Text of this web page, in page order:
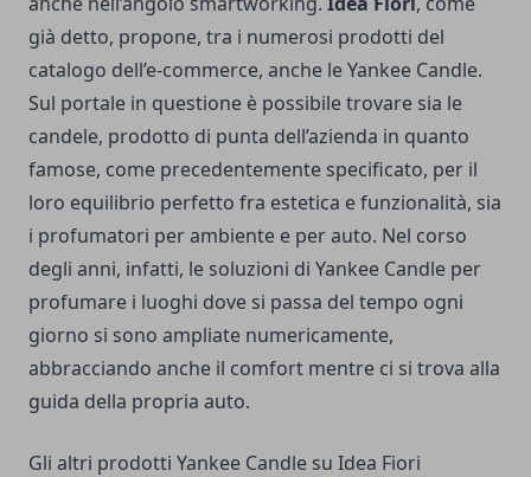
già detto, propone, tra i numerosi prodotti del
catalogo dell’e-commerce, anche le Yankee Candle.
Sul portale in questione è possibile trovare sia le
candele, prodotto di punta dell’azienda in quanto
famose, come precedentemente specificato, per il
loro equilibrio perfetto fra estetica e funzionalità, sia
i profumatori per ambiente e per auto. Nel corso
degli anni, infatti, le soluzioni di Yankee Candle per
profumare i luoghi dove si passa del tempo ogni
giorno si sono ampliate numericamente,
abbracciando anche il comfort mentre ci si trova alla
guida della propria auto.
Gli altri prodotti Yankee Candle su Idea Fiori